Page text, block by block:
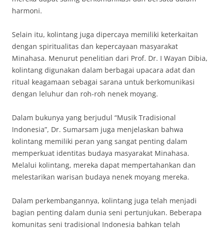
harmoni.
Selain itu, kolintang juga dipercaya memiliki keterkaitan
dengan spiritualitas dan kepercayaan masyarakat
Minahasa. Menurut penelitian dari Prof. Dr. I Wayan Dibia,
kolintang digunakan dalam berbagai upacara adat dan
ritual keagamaan sebagai sarana untuk berkomunikasi
dengan leluhur dan roh-roh nenek moyang.
Dalam bukunya yang berjudul “Musik Tradisional
Indonesia”, Dr. Sumarsam juga menjelaskan bahwa
kolintang memiliki peran yang sangat penting dalam
memperkuat identitas budaya masyarakat Minahasa.
Melalui kolintang, mereka dapat mempertahankan dan
melestarikan warisan budaya nenek moyang mereka.
Dalam perkembangannya, kolintang juga telah menjadi
bagian penting dalam dunia seni pertunjukan. Beberapa
komunitas seni tradisional Indonesia bahkan telah